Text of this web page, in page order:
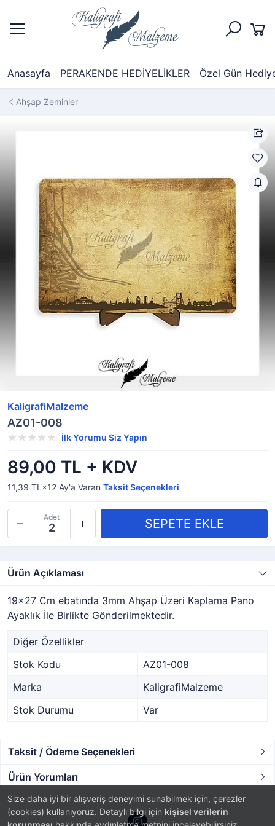
Anasayfa PERAKENDE HEDİYELİKLER Özel Gün
Size daha iyi bir alışveriş deneyimi sunabilmek için, çerezler
(cookies) kullanıyoruz. Detaylı bilgi için kişisel verilerin
Ahşap Zeminler
KaligrafiMalzeme
AZ01-008
İlk Yorumu Siz Yapın
89,00 TL + KDV
11,39 TL×12 Ay'a Varan Taksit Seçenekleri
Adet
Ürün Açıklaması
19x27 Cm ebatında 3mm Ahşap Üzeri Kaplama Pano
Ayaklık İle Birlikte Gönderilmektedir.
Diğer Özellikler
Stok Kodu
AZ01-008
Marka
KaligrafiMalzeme
Stok Durumu
Var
Taksit / Ödeme Seçenekleri
Ürün Yorumları